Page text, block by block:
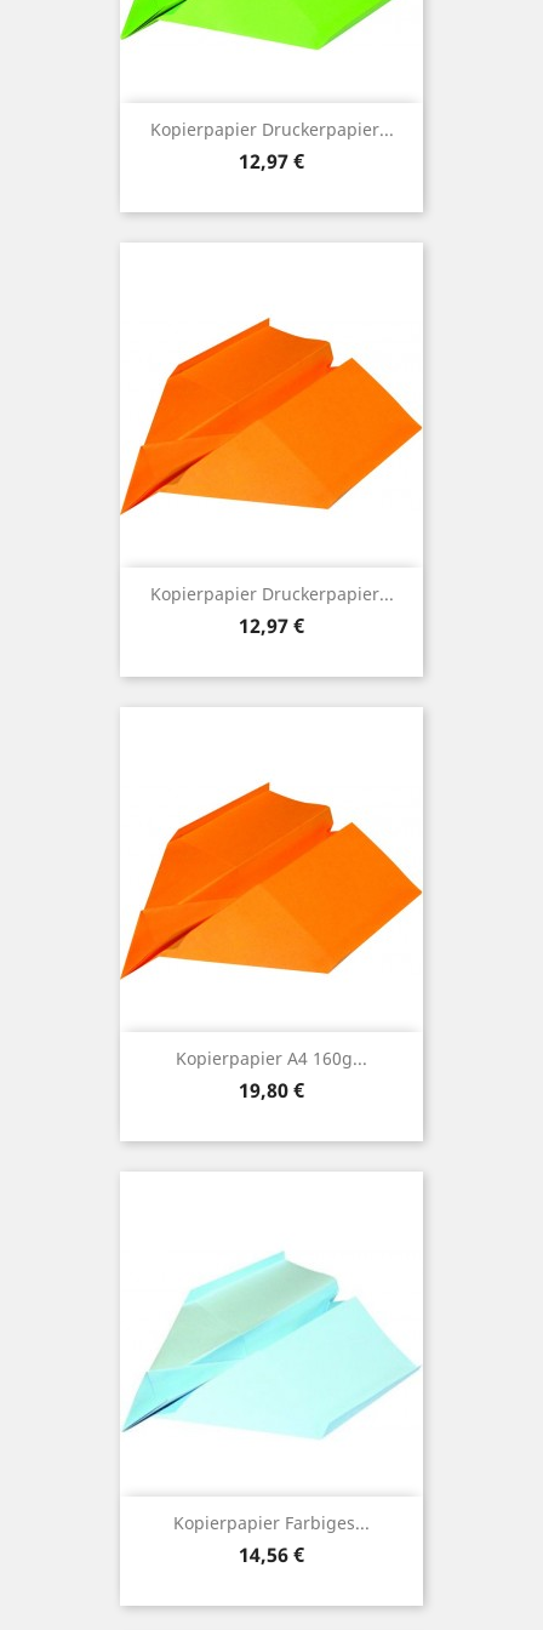
Kopierpapier Druckerpapier...
Preis
12,97 €
Kopierpapier Druckerpapier...
Preis
12,97 €
Kopierpapier A4 160g...
Preis
19,80 €
Kopierpapier Farbiges...
Preis
14,56 €